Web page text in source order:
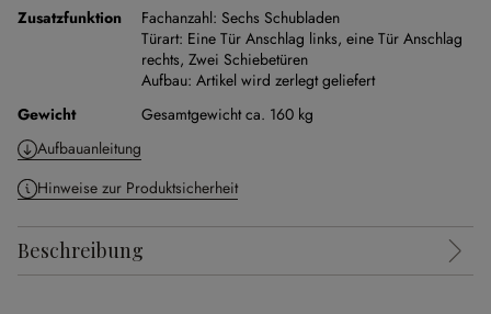
Zusatzfunktion
Fachanzahl: Sechs Schubladen
Türart: Eine Tür Anschlag links, eine Tür Anschlag
rechts, Zwei Schiebetüren
Aufbau: Artikel wird zerlegt geliefert
Gewicht
Gesamtgewicht ca. 160 kg
Aufbauanleitung
Hinweise zur Produktsicherheit
Beschreibung